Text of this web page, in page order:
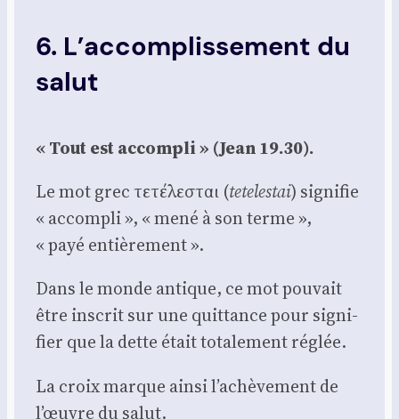
6. L’accomplissement du
salut
« Tout est accom­pli » (Jean 19.30).
Le mot grec τετέλεσται (tete­les­tai) signi­fie
« accom­pli », « mené à son terme »,
« payé entiè­re­ment ».
Dans le monde antique, ce mot pou­vait
être ins­crit sur une quit­tance pour signi­
fier que la dette était tota­le­ment réglée.
La croix marque ain­si l’achèvement de
l’œuvre du salut.